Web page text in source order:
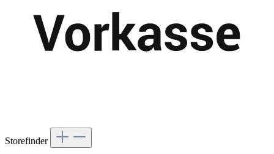
Storefinder